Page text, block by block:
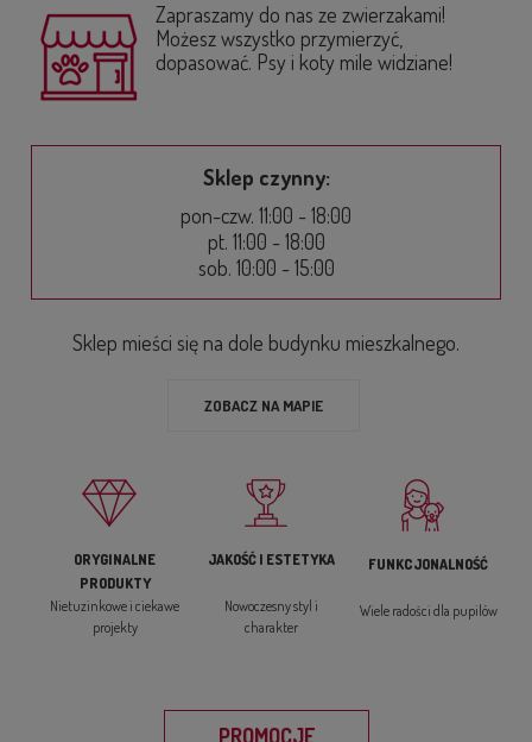
Zapraszamy do nas ze zwierzakami!
Możesz wszystko przymierzyć,
dopasować. Psy i koty mile widziane!
Sklep czynny:
pon-czw. 11:00 - 18:00
pt. 11:00 - 18:00
sob. 10:00 - 15:00
Sklep mieści się na dole budynku mieszkalnego.
ZOBACZ NA MAPIE
ORYGINALNE
PRODUKTY
Nietuzinkowe i ciekawe
projekty
JAKOŚĆ I ESTETYKA
Nowoczesny styl i
charakter
FUNKCJONALNOŚĆ
Wiele radości dla pupilów
PROMOCJE